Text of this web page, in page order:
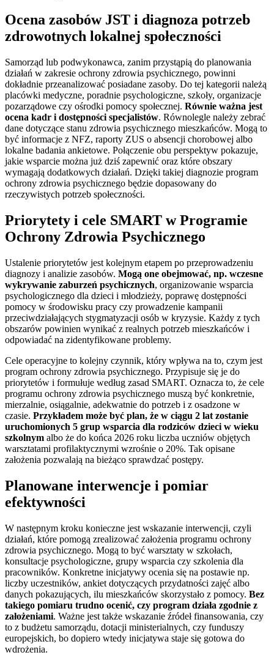
Ocena zasobów JST i diagnoza potrzeb
zdrowotnych lokalnej społeczności
Samorząd lub podwykonawca, zanim przystąpią do planowania
działań w zakresie ochrony zdrowia psychicznego, powinni
dokładnie przeanalizować posiadane zasoby. Do tej kategorii należą
placówki medyczne, poradnie psychologiczne, szkoły, organizacje
pozarządowe czy ośrodki pomocy społecznej. Równie ważna jest
ocena kadr i dostępności specjalistów. Równolegle należy zebrać
dane dotyczące stanu zdrowia psychicznego mieszkańców. Mogą to
być informacje z NFZ, raporty ZUS o absencji chorobowej albo
lokalne badania ankietowe. Połączenie obu perspektyw pokazuje,
jakie wsparcie można już dziś zapewnić oraz które obszary
wymagają dodatkowych działań. Dzięki takiej diagnozie program
ochrony zdrowia psychicznego będzie dopasowany do
rzeczywistych potrzeb społeczności.
Priorytety i cele SMART w Programie
Ochrony Zdrowia Psychicznego
Ustalenie priorytetów jest kolejnym etapem po przeprowadzeniu
diagnozy i analizie zasobów. Mogą one obejmować, np. wczesne
wykrywanie zaburzeń psychicznych, organizowanie wsparcia
psychologicznego dla dzieci i młodzieży, poprawę dostępności
pomocy w środowisku pracy czy prowadzenie kampanii
przeciwdziałających stygmatyzacji osób w kryzysie. Każdy z tych
obszarów powinien wynikać z realnych potrzeb mieszkańców i
odpowiadać na zidentyfikowane problemy.
Cele operacyjne to kolejny czynnik, który wpływa na to, czym jest
program ochrony zdrowia psychicznego. Przypisuje się je do
priorytetów i formułuje według zasad SMART. Oznacza to, że cele
programu ochrony zdrowia psychicznego muszą być konkretnie,
mierzalnie, osiągalnie, adekwatnie do potrzeb i z osadzone w
czasie. Przykładem może być plan, że w ciągu 2 lat zostanie
uruchomionych 5 grup wsparcia dla rodziców dzieci w wieku
szkolnym albo że do końca 2026 roku liczba uczniów objętych
warsztatami profilaktycznymi wzrośnie o 20%. Tak opisane
założenia pozwalają na bieżąco sprawdzać postępy.
Planowane interwencje i pomiar
efektywności
W następnym kroku konieczne jest wskazanie interwencji, czyli
działań, które pomogą zrealizować założenia programu ochrony
zdrowia psychicznego. Mogą to być warsztaty w szkołach,
konsultacje psychologiczne, grupy wsparcia czy szkolenia dla
pracowników. Konkretne inicjatywy ocenia się na postawie np.
liczby uczestników, ankiet dotyczących przydatności zajęć albo
danych pokazujących, ilu mieszkańców skorzystało z pomocy. Bez
takiego pomiaru trudno ocenić, czy program działa zgodnie z
założeniami. Ważne jest także wskazanie źródeł finansowania, czy
to z budżetu samorządu, dotacji ministerialnych, czy funduszy
europejskich, bo dopiero wtedy inicjatywa staje się gotowa do
wdrożenia.